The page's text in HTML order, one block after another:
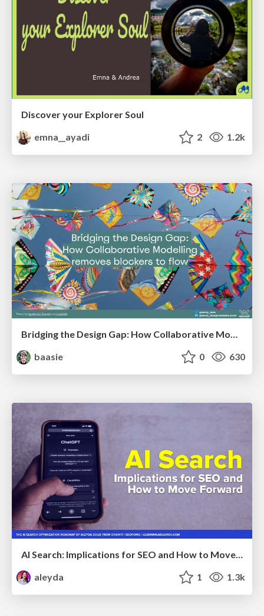
Discover your Explorer Soul
emna__ayadi
2 1.2k
Bridging the Design Gap: How Collaborative Modelling removes blockers to flow between stakeholders and teams @FastFlow conf
baasie
0 630
aleyda
1 1.3k